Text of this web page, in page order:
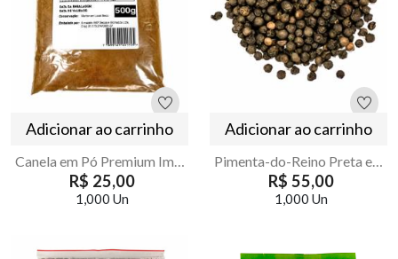
Adicionar ao carrinho
R$ 25,00
1,000 Un
Adicionar ao carrinho
R$ 55,00
1,000 Un